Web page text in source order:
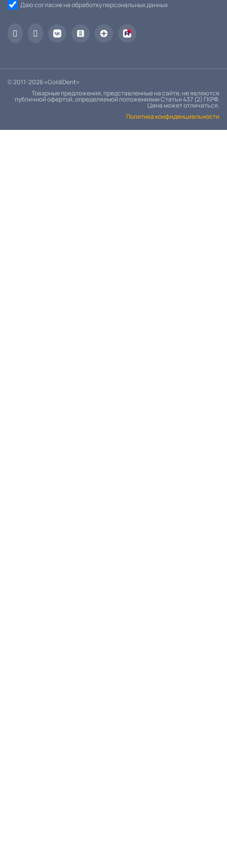
Даю согласие на обработку персональных данных
© 2011-2026 «GoldiDent»
Товарные предложения, представленные на сайте, не являются
публичной офертой, определяемой положениями Статьи 437 (2) ГКРФ.
Цена может отличаться.
Политика конфиденциальности